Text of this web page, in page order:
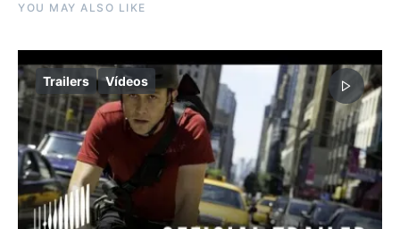
YOU MAY ALSO LIKE
Trailers Vídeos